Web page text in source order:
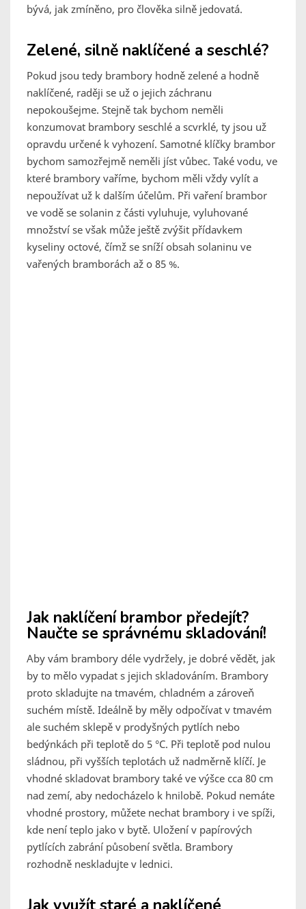
bývá, jak zmíněno, pro člověka silně jedovatá.
Zelené, silně naklíčené a seschlé?
Pokud jsou tedy brambory hodně zelené a hodně
naklíčené, raději se už o jejich záchranu
nepokoušejme. Stejně tak bychom neměli
konzumovat brambory seschlé a scvrklé, ty jsou už
opravdu určené k vyhození. Samotné klíčky brambor
bychom samozřejmě neměli jíst vůbec. Také vodu, ve
které brambory vaříme, bychom měli vždy vylít a
nepoužívat už k dalším účelům. Při vaření brambor
ve vodě se solanin z části vyluhuje, vyluhované
množství se však může ještě zvýšit přídavkem
kyseliny octové, čímž se sníží obsah solaninu ve
vařených bramborách až o 85 %.
Jak naklíčení brambor předejít?
Naučte se správnému skladování!
Aby vám brambory déle vydržely, je dobré vědět, jak
by to mělo vypadat s jejich skladováním. Brambory
proto skladujte na tmavém, chladném a zároveň
suchém místě. Ideálně by měly odpočívat v tmavém
ale suchém sklepě v prodyšných pytlích nebo
bedýnkách při teplotě do 5 °C. Při teplotě pod nulou
sládnou, při vyšších teplotách už nadměrně klíčí. Je
vhodné skladovat brambory také ve výšce cca 80 cm
nad zemí, aby nedocházelo k hnilobě. Pokud nemáte
vhodné prostory, můžete nechat brambory i ve spíži,
kde není teplo jako v bytě. Uložení v papírových
pytlících zabrání působení světla. Brambory
rozhodně neskladujte v lednici.